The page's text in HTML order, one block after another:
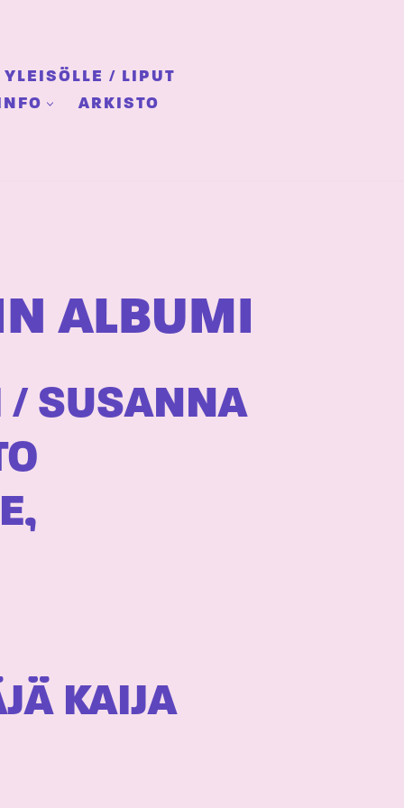
YLEISÖLLE / LIPUT
ARKISTO
ALBUMI
/ SUSANNA
KAIJA